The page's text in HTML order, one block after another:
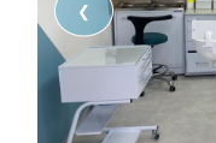
❮